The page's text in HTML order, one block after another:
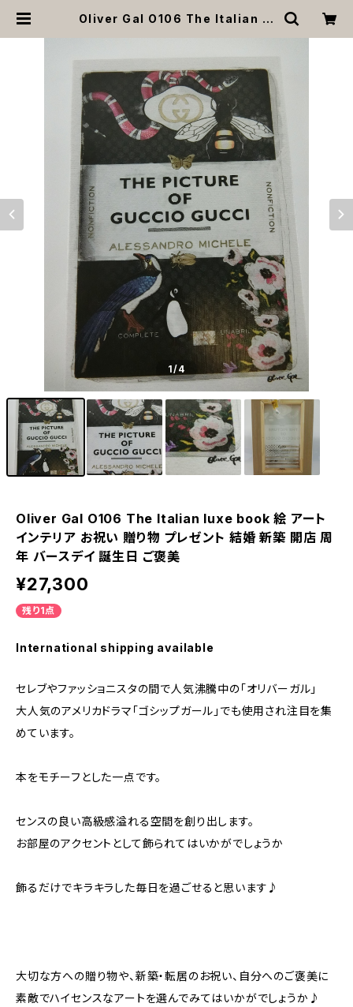
Oliver Gal O106 The Italian lu
周年 バースデイ 誕生日 ご褒美 | MO
ANA
1/4
Oliver Gal O106 The Italian luxe book 絵 アート
インテリア お祝い 贈り物 プレゼント 結婚 新築 開店 周
年 バースデイ 誕生日 ご褒美
¥27,300
残り1点
International shipping available
セレブやファッショニスタの間で人気沸騰中の「オリバーガル」
大人気のアメリカドラマ「ゴシップガール」でも使用され注目を集
めています。
本をモチーフとした一点です。
センスの良い高級感溢れる空間を創り出します。
お部屋のアクセントとして飾られてはいかがでしょうか
飾るだけでキラキラした毎日を過ごせると思います♪
大切な方への贈り物や、新築・転居のお祝い、自分へのご褒美に
素敵でハイセンスなアートを選んでみてはいかがでしょうか♪